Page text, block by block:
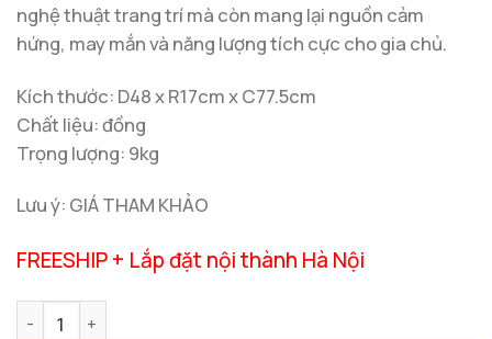
nghệ thuật trang trí mà còn mang lại nguồn cảm
hứng, may mắn và năng lượng tích cực cho gia chủ.
Kích thước: D48 x R17cm x C77.5cm
Chất liệu: đồng
Trọng lượng: 9kg
Lưu ý: GIÁ THAM KHẢO
FREESHIP + Lắp đặt nội thành Hà Nội